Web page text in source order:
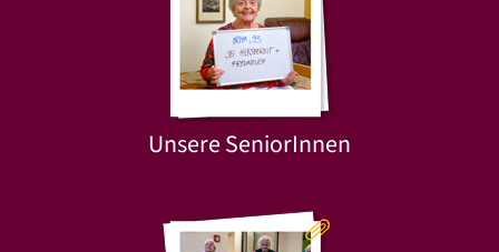
Unsere SeniorInnen